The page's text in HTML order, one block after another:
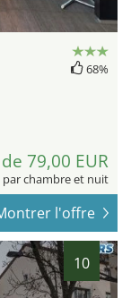
68%
de 79,00 EUR
par chambre et nuit
l'offre
10